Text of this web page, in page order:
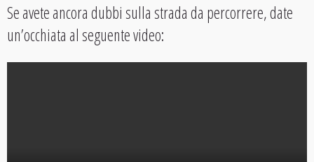
Se avete ancora dubbi sulla strada da percorrere, date
un’occhiata al seguente video: